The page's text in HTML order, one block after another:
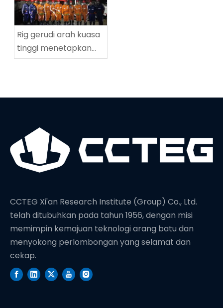
Rig gerudi arah kuasa
tinggi menetapkan
rekod dunia baru
CCTEG Xi'an Research Institute (Group) Co., Ltd.
telah ditubuhkan pada tahun 1956, dengan misi
memimpin kemajuan teknologi arang batu dan
menyokong perlombongan yang selamat dan
cekap.